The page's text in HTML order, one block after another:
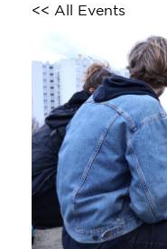
<< All Events